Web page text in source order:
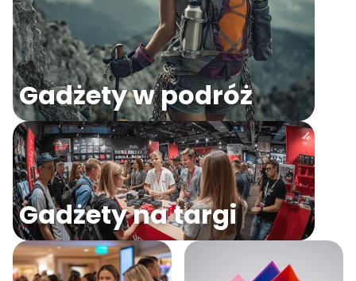
Gadżety w podróż
Gadżety na targi